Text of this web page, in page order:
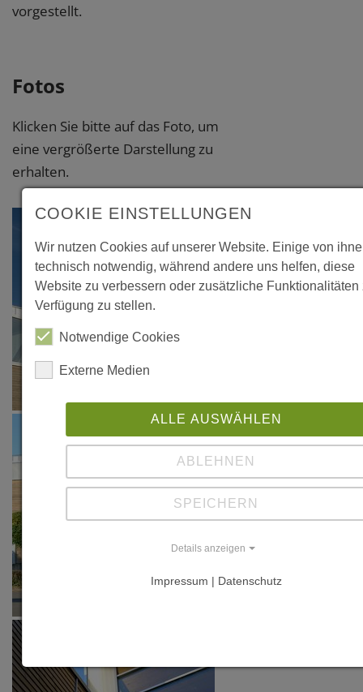
vorgestellt.
Fotos
Klicken Sie bitte auf das Foto, um
eine vergrößerte Darstellung zu
erhalten.
COOKIE EINSTELLUNGEN
Wir nutzen Cookies auf unserer Website. Einige von
technisch notwendig, während andere uns helfen, diese
Website zu verbessern oder zusätzliche Funktionalitäten
Verfügung zu stellen.
Notwendige Cookies
Externe Medien
ALLE AUSWÄHLEN
ABLEHNEN
SPEICHERN
Details anzeigen
Impressum | Datenschutz